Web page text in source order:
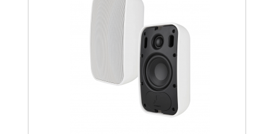
PS-S43T-W
8Ω/70V/100V
Dimensions (HxLxP) : 235 x 139 x 122mm